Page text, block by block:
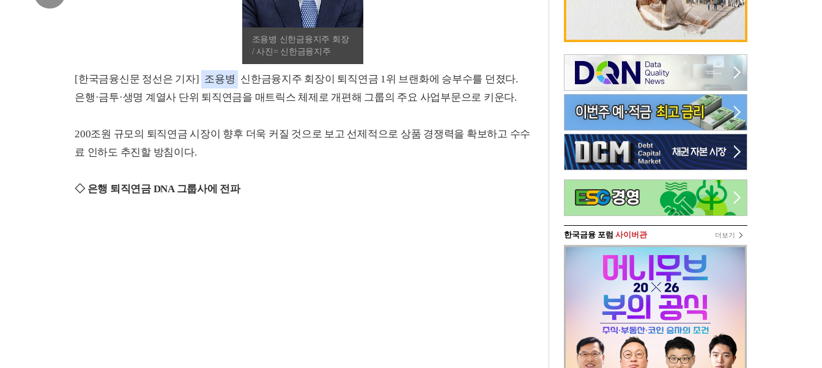
조용병 신한금융지주 회장
/ 사진= 신한금융지주
[한국금융신문 정선은 기자] 조용병 신한금융지주 회장이 퇴직연금 1위 브랜화에 승부수를 던졌다.
은행·금투·생명 계열사 단위 퇴직연금을 매트릭스 체제로 개편해 그룹의 주요 사업부문으로 키운다.
200조원 규모의 퇴직연금 시장이 향후 더욱 커질 것으로 보고 선제적으로 상품 경쟁력을 확보하고 수수
료 인하도 추진할 방침이다.
◇ 은행 퇴직연금 DNA 그룹사에 전파
한국금융 포럼 사이버관 더보기